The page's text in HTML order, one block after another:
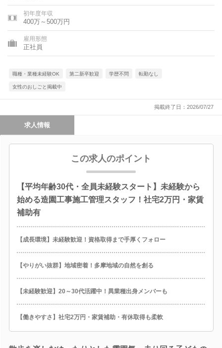
初年度年収
400万～500万円
雇用形態
正社員
職種・業種未経験OK 第二新卒歓迎 学歴不問 転勤なし
女性のおしごと掲載中
掲載終了日：2026/07/27
求人情報
この求人のポイント
【平均年齢30代・全員未経験スタート】未経験から
始める造園工事施工管理スタッフ！社宅2万円・家賃
補助有
【成長環境】未経験歓迎！資格取得まで手厚くフォロー
【やりがい抜群】地域密着！多摩地域の自然を創る
【未経験歓迎】20～30代活躍中！異業種出身メンバーも
【働きやすさ】社宅2万円・家賃補助・有休取得も柔軟